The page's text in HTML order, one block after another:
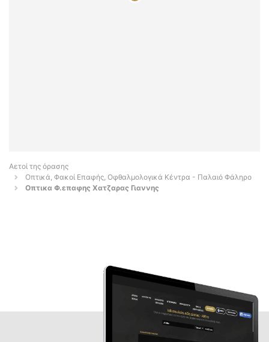
Αετοί της όρασης
Οπτικά, Φακοί Επαφής, Οφθαλμολογικά Κέντρα - Παλαιό Φάληρο
Οπτικα Φ.επαφης Χατζαρας Γιαννης